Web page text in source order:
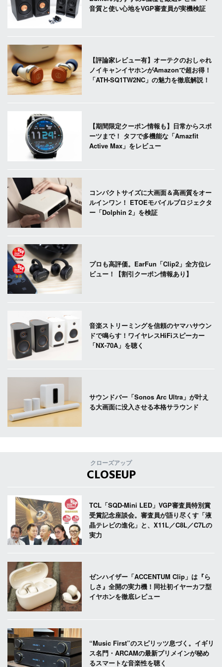
音質と使い心地をVGP審査員が実機検証
【評論家レビュー有】オーテクのおしゃれ
ノイキャンイヤホンがAmazonで超お得！
「ATH-SQ1TW2NC」の魅力を徹底解説！
【期間限定クーポン情報も】日常からスポ
ーツまで！ タフで多機能な「Amazfit
Active Max」をレビュー
コンパクトサイズに大画面＆高画質をオー
ルインワン！ ETOEモバイルプロジェクタ
ー「Dolphin 2」を検証
プロも高評価。EarFun「Clip2」全方位レ
ビュー！【割引クーポン情報あり】
音楽ストリーミングを信頼のヤマハサウン
ドで鳴らす！ワイヤレスHiFiスピーカー
「NX-70A」を聴く
サウンドバー「Sonos Arc Ultra」が叶え
る大画面に没入させる本格サラウンド
クローズアップ
CLOSEUP
TCL「SQD-Mini LED」VGP審査員特別賞
受賞記念座談会。審査員が語り尽くす「液
晶テレビの進化」と、X11L／C8L／C7Lの
実力
ゼンハイザー「ACCENTUM Clip」は『ら
しさ』全開の実力機！同社初イヤーカフ型
イヤホンを徹底レビュー
“Music First”のスピリッツ息づく。イギリ
ス名門・ARCAMの最新プリメインが秘め
るスマートな音楽性を聴く